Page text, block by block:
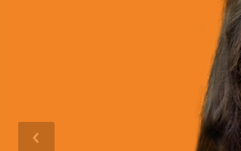
Ofrecemos a los